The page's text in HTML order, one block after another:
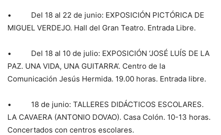
• Del 18 al 22 de junio: EXPOSICIÓN PICTÓRICA DE
MIGUEL VERDEJO. Hall del Gran Teatro. Entrada Libre.
• Del 18 al 10 de julio: EXPOSICIÓN ‘JOSÉ LUÍS DE LA
PAZ. UNA VIDA, UNA GUITARRA’. Centro de la
Comunicación Jesús Hermida. 19.00 horas. Entrada libre.
• 18 de junio: TALLERES DIDÁCTICOS ESCOLARES.
LA CAVAERA (ANTONIO DOVAO). Casa Colón. 10-13 horas.
Concertados con centros escolares.